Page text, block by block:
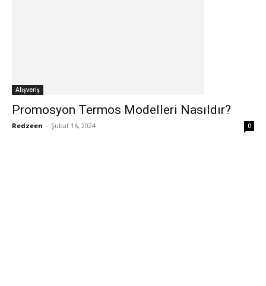
Alışveriş
Promosyon Termos Modelleri Nasıldır?
Redzeen - Şubat 16, 2024 0